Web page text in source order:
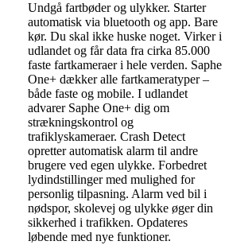
Undgå fartbøder og ulykker. Starter
automatisk via bluetooth og app. Bare
kør. Du skal ikke huske noget. Virker i
udlandet og får data fra cirka 85.000
faste fartkameraer i hele verden. Saphe
One+ dækker alle fartkameratyper –
både faste og mobile. I udlandet
advarer Saphe One+ dig om
strækningskontrol og
trafiklyskameraer. Crash Detect
opretter automatisk alarm til andre
brugere ved egen ulykke. Forbedret
lydindstillinger med mulighed for
personlig tilpasning. Alarm ved bil i
nødspor, skolevej og ulykke øger din
sikkerhed i trafikken. Opdateres
løbende med nye funktioner.